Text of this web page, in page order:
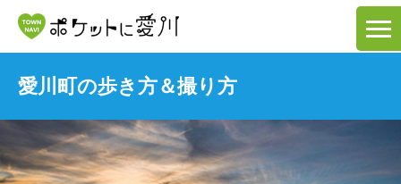
愛川町の歩き方＆撮り方